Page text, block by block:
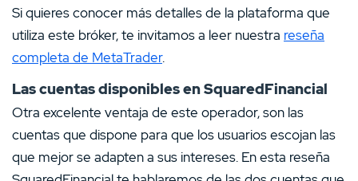
Si quieres conocer más detalles de la plataforma que
utiliza este bróker, te invitamos a leer nuestra reseña
completa de MetaTrader.
Las cuentas disponibles en SquaredFinancial
Otra excelente ventaja de este operador, son las
cuentas que dispone para que los usuarios escojan las
que mejor se adapten a sus intereses. En esta reseña